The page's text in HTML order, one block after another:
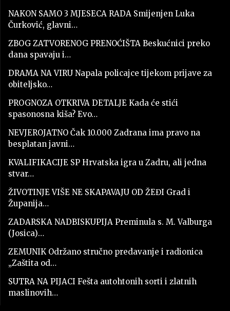
NAKON SAMO 3 MJESECA RADA Smijenjen Luka
Čurković, glavni…
ZBOG ZATVORENOG PRENOĆIŠTA Beskućnici preko
dana spavaju i…
DRAMA NA VIRU Napala policajce tijekom prijave za
obiteljsko…
PROGNOZA OTKRIVA DETALJE Kada će stići
spasonosna kiša? Evo…
NEVJEROJATNO Čak 10.000 Zadrana ima pravo na
besplatan javni…
KVALIFIKACIJE SP Hrvatska igra u Zadru, ali jedna
stvar…
ŽIVOTINJE VIŠE NE SKAPAVAJU OD ŽEĐI Grad i
Županija…
ZADARSKA NADBISKUPIJA Preminula s. M. Valburga
(Josica)…
ZEMUNIK Održano stručno predavanje i radionica
„Zaštita od…
SUTRA NA PIJACI Fešta autohtonih sorti i zlatnih
maslinovih…